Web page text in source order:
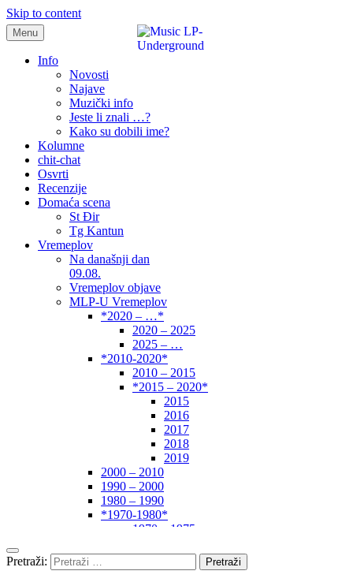
Skip to content
samo muzika i …..
Menu
Info
Novosti
Najave
Muzički info
Jeste li znali …?
Kako su dobili ime?
Kolumne
chit-chat
Osvrti
Recenzije
Domaća scena
St Đir
Tg Kantun
Vremeplov
Na današnji dan
09.08.
Vremeplov objave
MLP-U Vremeplov
*2020 – …*
2020 – 2025
2025 – …
*2010-2020*
2010 – 2015
*2015 – 2020*
2015
2016
2017
2018
2019
2000 – 2010
1990 – 2000
1980 – 1990
*1970-1980*
1970 – 1975
1960 – 1970
1950 – 1960
Pretraži: